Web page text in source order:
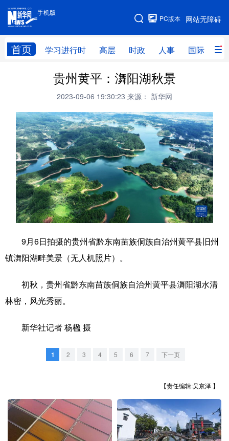
手机版
网站无障碍
PC版本
首页 学习进行时 高层 时政 人事 国际 财
手机版
网站地图
高层 时政
财经 网评
台湾 思客智库 全球连线 教育
科技 科创 量子 体育
文化 书画 健康 军事
访谈 视频 图片 政务
法律 中央文件 汽车
学术中国 乡村振兴 银龄 溯源中国
彩票 娱乐 时尚 悦读
文化产业
北京 天津 河北 山西
辽宁 吉林 上海 江苏
贵州黄平：㵲阳湖秋景
2023-09-06 19:30:23 来源： 新华网
9月6日拍摄的贵州省黔东南苗族侗族自治州黄平县旧州
镇㵲阳湖畔美景（无人机照片）。
初秋，贵州省黔东南苗族侗族自治州黄平县㵲阳湖水清
林密，风光秀丽。
新华社记者 杨楹 摄
1 2 3 4 5 6 7 下一页
【责任编辑:吴京泽 】